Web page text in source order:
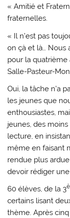
« Amitié et
fraternelles.
« Il n’est pas
on çà et là… Nous
pour la quatrième
Salle-Pasteur-
Oui, la tâche n’a
les jeunes que
enthousiastes,
jeunes, des
lecture, en
même en faisant
rendue plus
devoir rédiger
60 élèves, de la 3
certains lisant
thème. Après